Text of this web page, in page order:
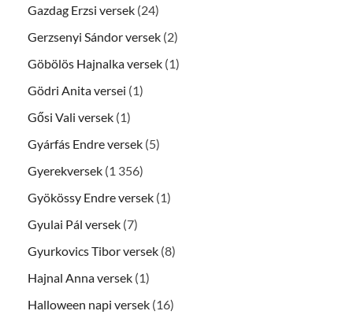
Gazdag Erzsi versek (24)
Gerzsenyi Sándor versek (2)
Göbölös Hajnalka versek (1)
Gödri Anita versei (1)
Gősi Vali versek (1)
Gyárfás Endre versek (5)
Gyerekversek (1 356)
Gyökössy Endre versek (1)
Gyulai Pál versek (7)
Gyurkovics Tibor versek (8)
Hajnal Anna versek (1)
Halloween napi versek (16)